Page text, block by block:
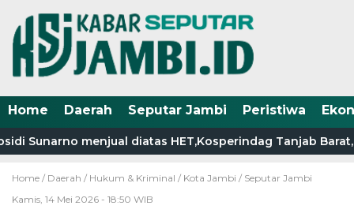
Home Daerah Seputar Jambi Peristiwa
Sunarno menjual diatas HET,Kosperindag Tanjab Barat,
Home / Daerah / Hukum & Kriminal / Kota Jambi / Seputar Jambi
Kamis, 14 Mei 2026 - 18:50 WIB